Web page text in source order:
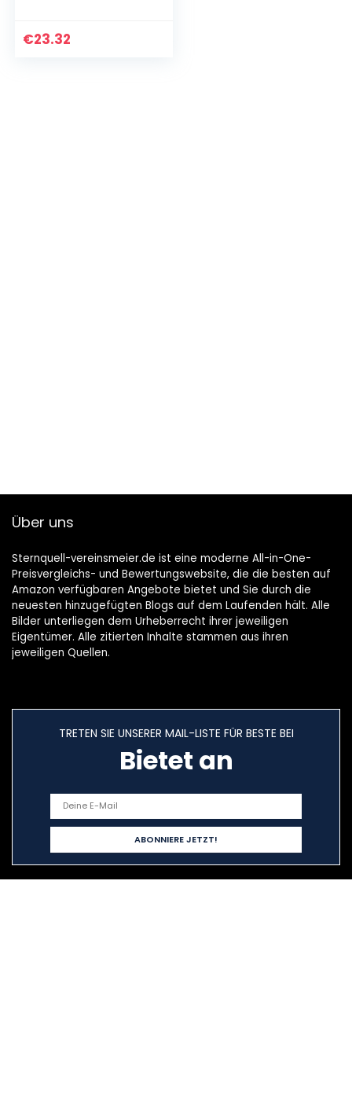
€23.32
Über uns
Sternquell-vereinsmeier.de ist eine moderne All-in-One-
Preisvergleichs- und Bewertungswebsite, die die besten auf
Amazon verfügbaren Angebote bietet und Sie durch die
neuesten hinzugefügten Blogs auf dem Laufenden hält. Alle
Bilder unterliegen dem Urheberrecht ihrer jeweiligen
Eigentümer. Alle zitierten Inhalte stammen aus ihren
jeweiligen Quellen.
TRETEN SIE UNSERER MAIL-LISTE FÜR BESTE BEI
Bietet an